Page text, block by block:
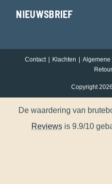
NIEUWSBRIEF
Contact Klachten Algemene
Copyright
De waardering van
Reviews is 9.9/10